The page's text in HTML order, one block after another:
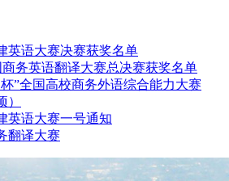
英语大赛决赛获奖名单
务英语翻译大赛总决赛获奖名单
”全国高校商务外语综合能力大赛
）
英语大赛一号通知
翻译大赛